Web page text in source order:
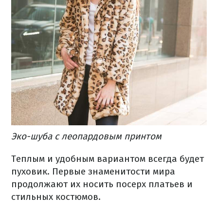
Эко-шуба с леопардовым принтом
Теплым и удобным вариантом всегда будет
пуховик. Первые знаменитости мира
продолжают их носить посерх платьев и
стильных костюмов.